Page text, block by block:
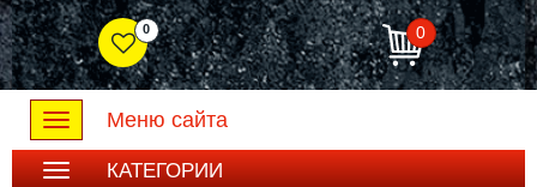
0 0
Toggle
navigation
Меню сайта
КАТЕГОРИИ